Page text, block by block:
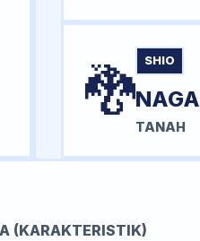
🐉 SHIO
NAGA
TANAH
(KARAKTERISTIK)